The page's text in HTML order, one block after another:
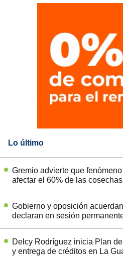
Lo último
Gremio advierte que fenómeno
afectar el 60% de las
Gobierno y oposición
declaran en sesión
Delcy Rodríguez inicia Plan
y entrega de créditos en La